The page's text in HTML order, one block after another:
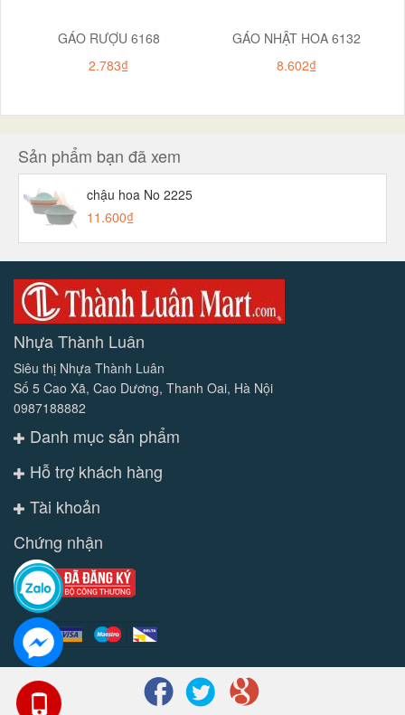
GÁO RƯỢU 6168
2.783₫
GÁO NHẬT HOA 6132
8.602₫
Sản phẩm bạn đã xem
chậu hoa No 2225
11.600₫
Nhựa Thành Luân
Siêu thị Nhựa Thành Luân
Số 5 Cao Xã, Cao Dương, Thanh Oai, Hà Nội
0987188882
Danh mục sản phẩm
Hỗ trợ khách hàng
Tài khoản
Chứng nhận